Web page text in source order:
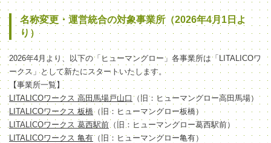
名称変更・運営統合の対象事業所（2026年4月1日よ
り）
2026年4月より、以下の「ヒューマングロー」各事業所は「LITALICOワ
ークス」として新たにスタートいたします。
【事業所一覧】
LITALICOワークス 高田馬場戸山口 （旧：ヒューマングロー高田馬場）
LITALICOワークス 板橋（旧：ヒューマングロー板橋）
LITALICOワークス 葛西駅前 （旧：ヒューマングロー葛西駅前）
LITALICOワークス 亀有（旧：ヒューマングロー亀有）